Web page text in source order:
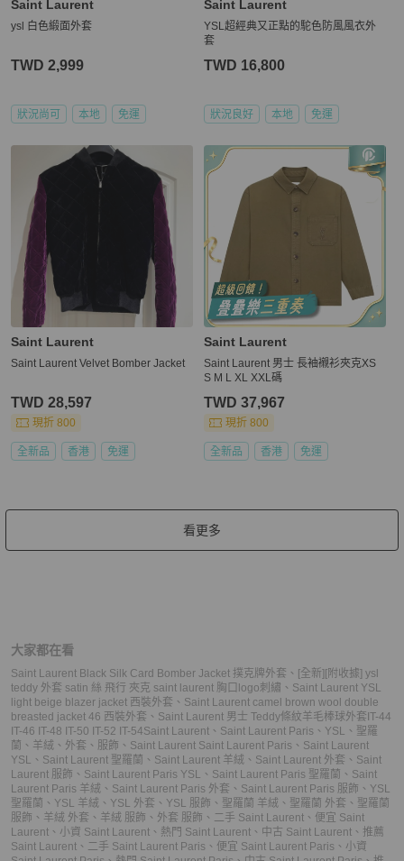
Saint Laurent
ysl 白色緞面外套
TWD 2,999
狀況尚可 本地 免運
Saint Laurent
YSL超經典又正點的駝色防風風衣外
套
TWD 16,800
狀況良好 本地 免運
Saint Laurent
Saint Laurent Velvet Bomber Jacket
TWD 28,597
現折 800
全新品 香港 免運
Saint Laurent
Saint Laurent 男士 長袖襯衫夾克XS
S M L XL XXL碼
TWD 37,967
現折 800
全新品 香港 免運
看更多
大家都在看
Saint Laurent Black Silk Card Bomber Jacket 撲克牌外套 、 [全新][附收據] ysl
teddy 外套 satin 絲 飛行 夾克 saint laurent 胸口logo刺繡 、 Saint Laurent YSL
light beige blazer jacket 西裝外套 、 Saint Laurent camel brown wool double
breasted jacket 46 西裝外套 、 Saint Laurent 男士 Teddy條紋羊毛棒球外套IT-44
IT-46 IT-48 IT-50 IT-52 IT-54Saint Laurent 、 Saint Laurent Paris 、 YSL 、 聖羅
蘭 、 羊絨 、 外套 、 服飾 、 Saint Laurent Saint Laurent Paris 、 Saint Laurent
YSL
、 Saint Laurent 聖羅蘭 、 Saint Laurent 羊絨 、 Saint Laurent 外套 、 Saint
Laurent 服飾 、 Saint Laurent Paris YSL 、 Saint Laurent Paris 聖羅蘭 、 Saint
Laurent Paris 羊絨 、 Saint Laurent Paris 外套 、 Saint Laurent Paris 服飾 、 YSL
聖羅蘭 、 YSL 羊絨 、 YSL 外套 、 YSL 服飾 、 聖羅蘭 羊絨 、 聖羅蘭 外套 、 聖羅蘭
服飾 、 羊絨 外套 、 羊絨 服飾 、 外套 服飾 、 二手 Saint Laurent 、 便宜 Saint
Laurent 、 小資 Saint Laurent 、 熱門 Saint Laurent 、 中古 Saint Laurent 、 推薦
Saint Laurent 、 二手 Saint Laurent Paris 、 便宜 Saint Laurent Paris 、 小資